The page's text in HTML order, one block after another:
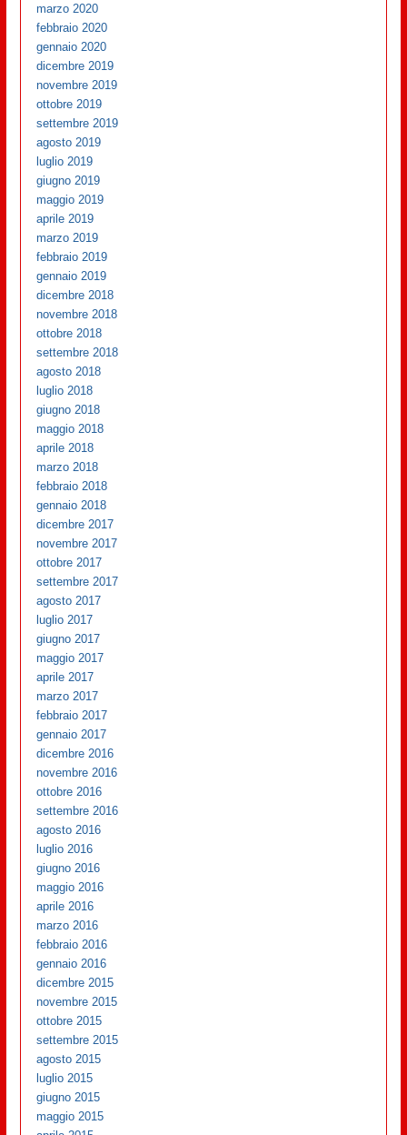
marzo 2020
febbraio 2020
gennaio 2020
dicembre 2019
novembre 2019
ottobre 2019
settembre 2019
agosto 2019
luglio 2019
giugno 2019
maggio 2019
aprile 2019
marzo 2019
febbraio 2019
gennaio 2019
dicembre 2018
novembre 2018
ottobre 2018
settembre 2018
agosto 2018
luglio 2018
giugno 2018
maggio 2018
aprile 2018
marzo 2018
febbraio 2018
gennaio 2018
dicembre 2017
novembre 2017
ottobre 2017
settembre 2017
agosto 2017
luglio 2017
giugno 2017
maggio 2017
aprile 2017
marzo 2017
febbraio 2017
gennaio 2017
dicembre 2016
novembre 2016
ottobre 2016
settembre 2016
agosto 2016
luglio 2016
giugno 2016
maggio 2016
aprile 2016
marzo 2016
febbraio 2016
gennaio 2016
dicembre 2015
novembre 2015
ottobre 2015
settembre 2015
agosto 2015
luglio 2015
giugno 2015
maggio 2015